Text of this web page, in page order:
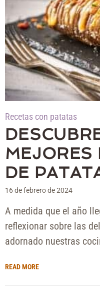
Recetas con patatas
MEJORES
DE
16 de febrero de 2024
A medida que el año
reflexionar sobre las
adornado nuestras
READ MORE